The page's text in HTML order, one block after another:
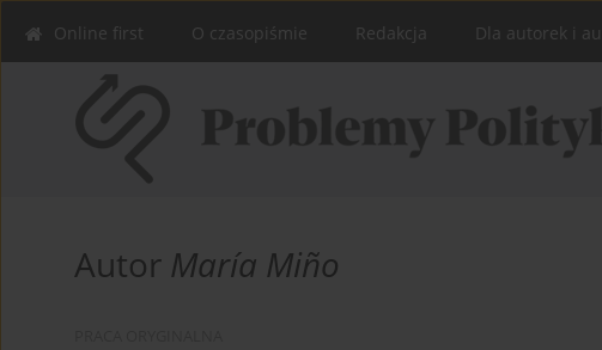
Online first O czasopiśmie Redakcja Dla autorek i
Autor María Miño